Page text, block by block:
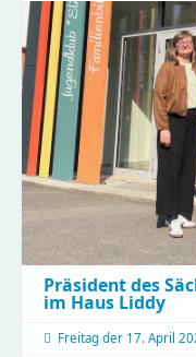
und
im
aus
Präsident des
im Haus Liddy
Freitag der 17. April